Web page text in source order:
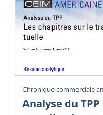
Chronique commerciale
Analyse du